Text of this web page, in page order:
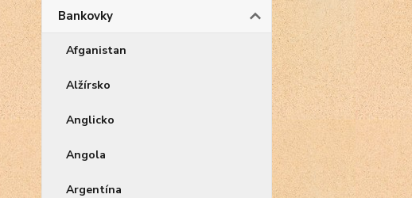
Bankovky
Afganistan
Alžírsko
Anglicko
Angola
Argentína